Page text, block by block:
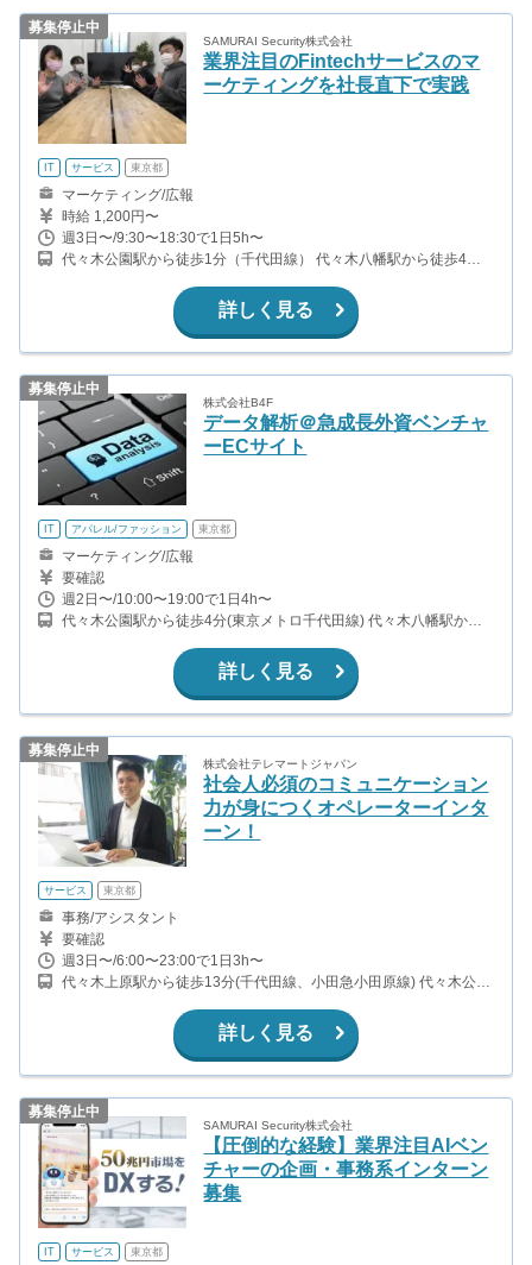
募集停止中
SAMURAI Security株式会社
業界注目のFintechサービスのマ
ーケティングを社長直下で実践
IT サービス 東京都
マーケティング/広報
時給 1,200円〜
週3日〜/9:30〜18:30で1日5h〜
代々木公園駅から徒歩1分（千代田線） 代々木八幡駅から徒歩4分
詳しく見る
募集停止中
株式会社B4F
データ解析＠急成長外資ベンチャ
ーECサイト
IT アパレル/ファッション 東京都
マーケティング/広報
要確認
週2日〜/10:00〜19:00で1日4h〜
代々木公園駅から徒歩4分(東京メトロ千代田線) 代々木八幡駅から
詳しく見る
募集停止中
株式会社テレマートジャパン
社会人必須のコミュニケーション
力が身につくオペレーターインタ
ーン！
サービス 東京都
事務/アシスタント
要確認
週3日〜/6:00〜23:00で1日3h〜
代々木上原駅から徒歩13分(千代田線、小田急小田原線) 代々木公園
詳しく見る
募集停止中
SAMURAI Security株式会社
【圧倒的な経験】業界注目AIベン
チャーの企画・事務系インターン
募集
IT サービス 東京都